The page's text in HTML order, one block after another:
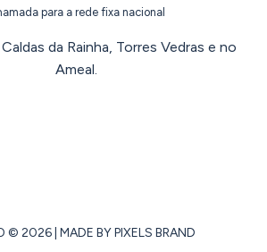
para a rede fixa nacional
da Rainha, Torres Vedras e no
Ameal.
© 2026 | MADE BYPIXELS BRAND